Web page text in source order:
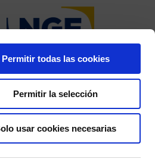
Permitir todas las cookies
Permitir la selección
usar cookies necesarias
© 2021 Todos los
con el objetivo de hacer